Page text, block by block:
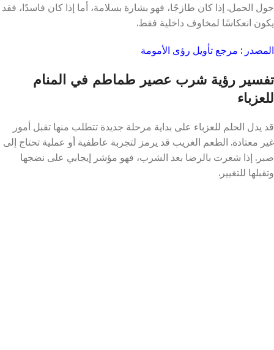
حول الحمل. إذا كان طازجًا، فهو بشارة بسلامة، أما إذا كان فاسدًا، فقد
يكون انعكاسًا لمخاوف داخلية فقط.
المصدر : مرجع تأويل رؤى الأمومة
تفسير رؤية شرب عصير طماطم في المنام
للعزباء
قد يدل الحلم للعزباء على بداية مرحلة جديدة تتطلب منها تقبل أمور
غير معتادة. الطعم الغريب قد يرمز لتجربة عاطفية أو عملية تحتاج إلى
صبر. إذا شعرت بالرضا بعد الشرب، فهو مؤشر إيجابي على نضجها
وتقبلها للتغيير.